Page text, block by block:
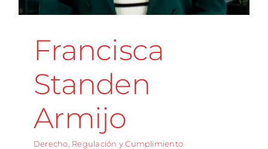
Francisca
Standen
Armijo
Derecho, Regulación y Cumplimiento